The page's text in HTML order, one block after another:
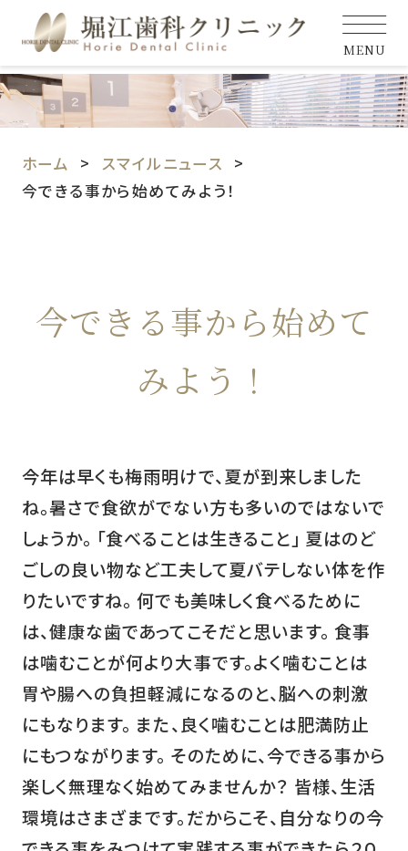
MENU
ホーム
スマイルニュース
今できる事から始めてみよう！
今できる事から始めて
みよう！
今年は早くも梅雨明けで、夏が到来しました
ね。暑さで食欲がでない方も多いのではないで
しょうか。 「食べることは生きること」 夏はのど
ごしの良い物など工夫して夏バテしない体を作
りたいですね。 何でも美味しく食べるために
は、健康な歯であってこそだと思います。 食事
は噛むことが何より大事です。よく噛むことは
胃や腸への負担軽減になるのと、脳への刺激
にもなります。 また、良く噛むことは肥満防止
にもつながります。 そのために、今できる事から
楽しく無理なく始めてみませんか？ 皆様、生活
環境はさまざまです。だからこそ、自分なりの今